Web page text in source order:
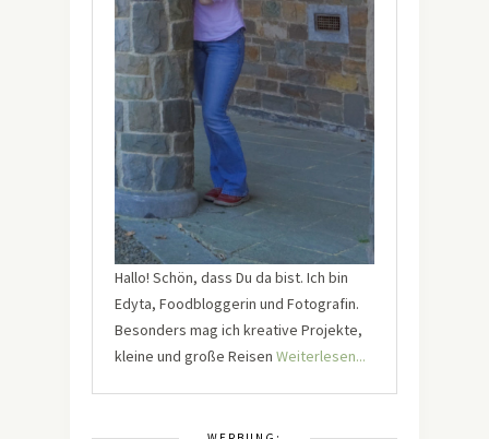
Hallo! Schön, dass Du da bist. Ich bin
Edyta, Foodbloggerin und Fotografin.
Besonders mag ich kreative Projekte,
kleine und große Reisen Weiterlesen...